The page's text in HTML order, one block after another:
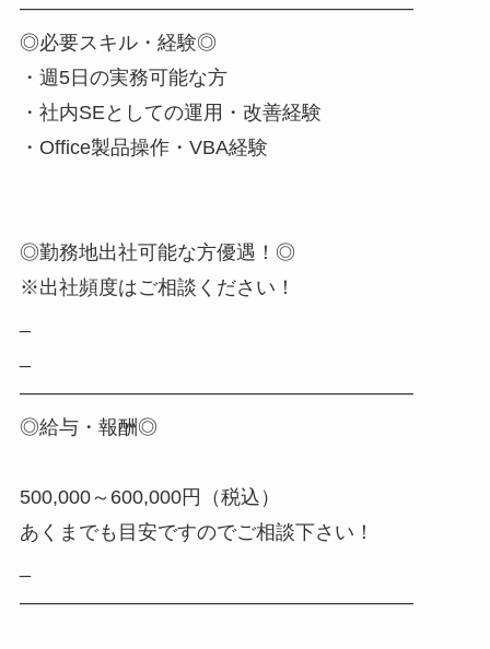
――――――――――――――――――――
◎必要スキル・経験◎
・週5日の実務可能な方
・社内SEとしての運用・改善経験
・Office製品操作・VBA経験
◎勤務地出社可能な方優遇！◎
※出社頻度はご相談ください！
――――――――――――――――――――
◎給与・報酬◎
500,000～600,000円（税込）
あくまでも目安ですのでご相談下さい！
――――――――――――――――――――